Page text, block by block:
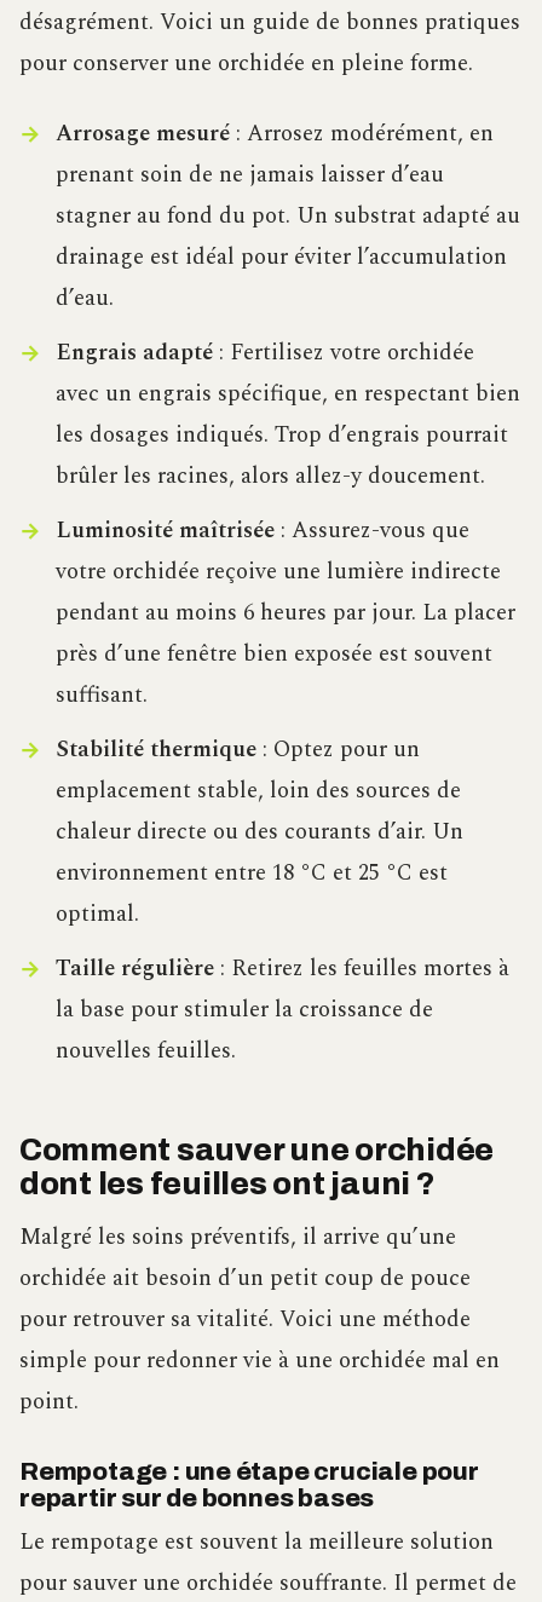
désagrément. Voici un guide de bonnes pratiques
pour conserver une orchidée en pleine forme.
Arrosage mesuré: Arrosez modérément, en
prenant soin de ne jamais laisser d’eau
stagner au fond du pot. Un substrat adapté au
drainage est idéal pour éviter l’accumulation
d’eau.
Engrais adapté: Fertilisez votre orchidée
avec un engrais spécifique, en respectant bien
les dosages indiqués. Trop d’engrais pourrait
brûler les racines, alors allez-y doucement.
Luminosité maîtrisée: Assurez-vous que
votre orchidée reçoive une lumière indirecte
pendant au moins 6 heures par jour. La placer
près d’une fenêtre bien exposée est souvent
suffisant.
Stabilité thermique: Optez pour un
emplacement stable, loin des sources de
chaleur directe ou des courants d’air. Un
environnement entre 18 °C et 25 °C est
optimal.
Taille régulière: Retirez les feuilles mortes à
la base pour stimuler la croissance de
nouvelles feuilles.
Comment sauver une orchidée
dont les feuilles ont jauni ?
Malgré les soins préventifs, il arrive qu’une
orchidée ait besoin d’un petit coup de pouce
pour retrouver sa vitalité. Voici une méthode
simple pour redonner vie à une orchidée mal en
point.
Rempotage : une étape cruciale pour
repartir sur de bonnes bases
Le rempotage est souvent la meilleure solution
pour sauver une orchidée souffrante. Il permet de